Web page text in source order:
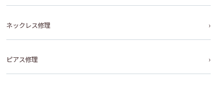
ネックレス修理
ピアス修理